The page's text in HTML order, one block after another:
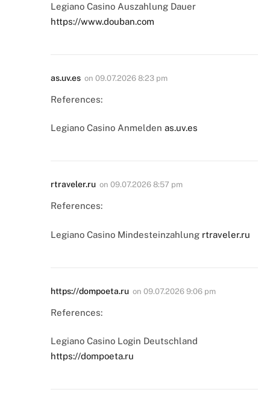
Legiano Casino Auszahlung Dauer
https://www.douban.com
as.uv.es on 09.07.2026 8:23 pm
References:
Legiano Casino Anmelden as.uv.es
rtraveler.ru on 09.07.2026 8:57 pm
References:
Legiano Casino Mindesteinzahlung rtraveler.ru
https://dompoeta.ru on 09.07.2026 9:06 pm
References:
Legiano Casino Login Deutschland
https://dompoeta.ru